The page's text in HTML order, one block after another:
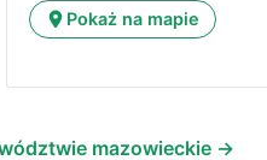
Pokaż na mapie
mazowieckie →